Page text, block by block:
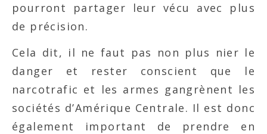
pourront partager leur vécu avec plus
de précision.
Cela dit, il ne faut pas non plus nier le
danger et rester conscient que le
narcotrafic et les armes gangrènent les
sociétés d’Amérique Centrale. Il est donc
également important de prendre en